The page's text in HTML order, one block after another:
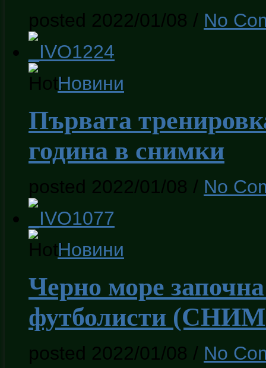
posted 2022/01/08 / No
Новини
Първата
година в снимки
posted 2022/01/08 / No
Новини
Черно море
футболисти
posted 2022/01/08 / No